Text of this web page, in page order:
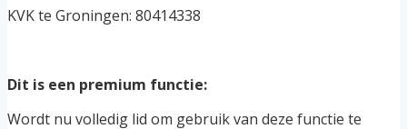
KVK te Groningen: 80414338
Dit is een premium functie:
Wordt nu volledig lid om gebruik van deze functie te